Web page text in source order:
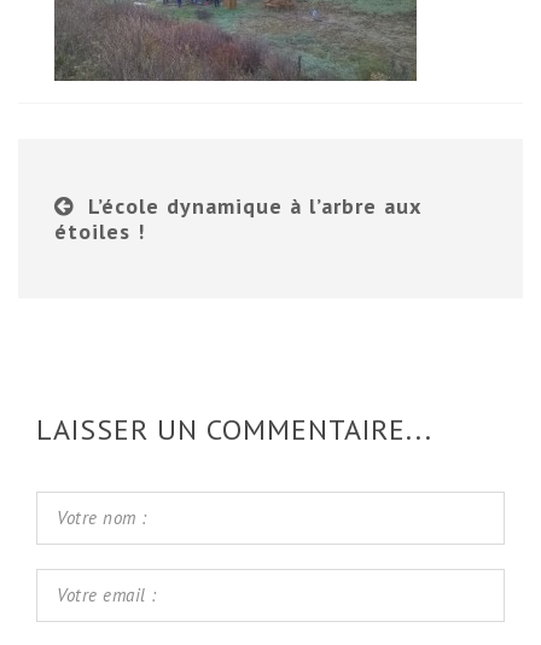
L’école dynamique à l’arbre aux
étoiles !
LAISSER UN COMMENTAIRE...